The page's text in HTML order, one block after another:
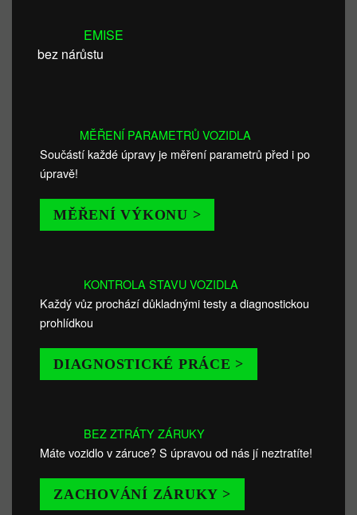
EMISE
bez nárůstu
MĚŘENÍ PARAMETRŮ VOZIDLA
Součástí každé úpravy je měření parametrů před i po
úpravě!
MĚŘENÍ VÝKONU >
KONTROLA STAVU VOZIDLA
Každý vůz prochází důkladnými testy a diagnostickou
prohlídkou
DIAGNOSTICKÉ PRÁCE >
BEZ ZTRÁTY ZÁRUKY
Máte vozidlo v záruce? S úpravou od nás jí neztratíte!
ZACHOVÁNÍ ZÁRUKY >